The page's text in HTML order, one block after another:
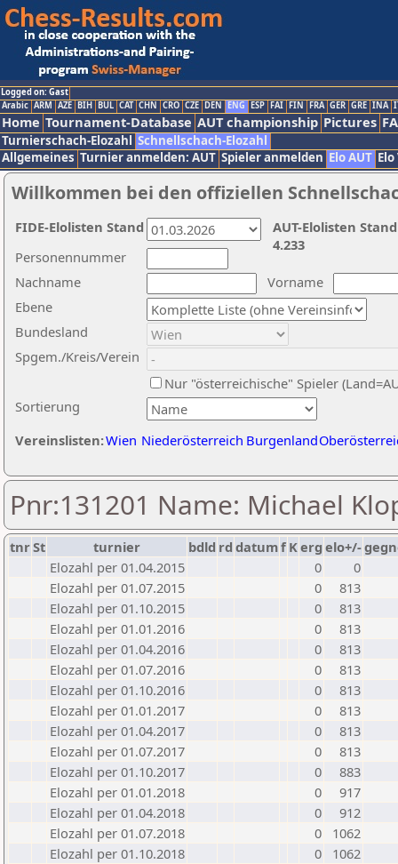
Logged on: Gast
Arabic ARM AZE BIH BUL CAT CHN CRO CZE DEN ENG ESP FAI FIN FRA GER GRE INA
Home Tournament-Database AUT championship Pictures
Turnierschach-Elozahl Schnellschach-Elozahl
Allgemeines Turnier anmelden: AUT Spieler anmelden Elo AUT
Willkommen bei den offiziellen
Nachname
Vorname
Ebene
Sortierung
Personennummer
Bundesland
Spgem./Kreis/Verein
Nur "österreichische" Spieler
Vereinslisten:Wien Niederösterreich Burgenland
AUT-Elolisten
4.233
FIDE-Elolisten Stand
Pnr:131201 Name: Michael
tnrSt turnier bdld rd datumf Kerg elo+/-
Elozahl per 01.04.2015
0
0
Elozahl per 01.07.2015
0
813
Elozahl per 01.10.2015
0
813
Elozahl per 01.01.2016
0
813
Elozahl per 01.04.2016
0
813
Elozahl per 01.07.2016
0
813
Elozahl per 01.10.2016
0
813
Elozahl per 01.01.2017
0
813
Elozahl per 01.04.2017
0
813
Elozahl per 01.07.2017
0
813
Elozahl per 01.10.2017
0
883
Elozahl per 01.01.2018
0
917
Elozahl per 01.04.2018
0
912
Elozahl per 01.07.2018
0
1062
Elozahl per 01.10.2018
0
1062